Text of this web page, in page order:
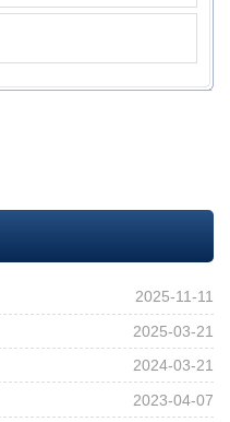
2025-11-11
2025-03-21
2024-03-21
2023-04-07